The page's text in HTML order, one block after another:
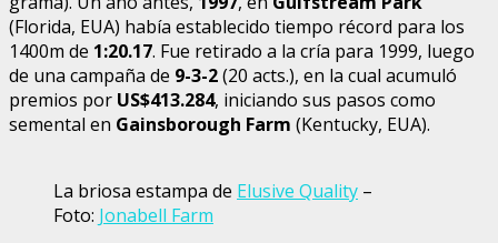
(Florida, EUA) había establecido tiempo récord para los
1400m de 1:20.17. Fue retirado a la cría para 1999, luego
de una campaña de 9-3-2(20 acts.), en la cual acumuló
premios por US$413.284, iniciando sus pasos como
semental en Gainsborough Farm (Kentucky, EUA).
La briosa estampa de Elusive Quality –
Foto: Jonabell Farm